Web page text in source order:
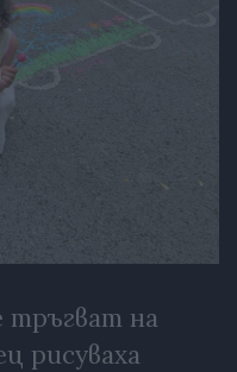
на
рисуваха